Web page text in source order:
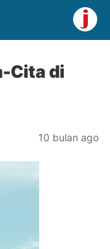
Cita di
10 bulan ago